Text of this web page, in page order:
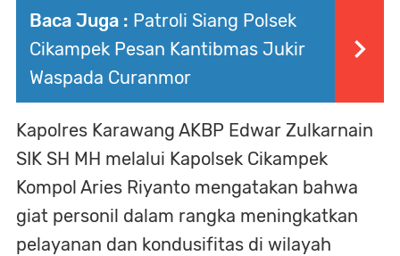
Baca Juga : Patroli Siang Polsek
Cikampek Pesan Kantibmas Jukir
Waspada Curanmor
Kapolres Karawang AKBP Edwar Zulkarnain
SIK SH MH melalui Kapolsek Cikampek
Kompol Aries Riyanto mengatakan bahwa
giat personil dalam rangka meningkatkan
pelayanan dan kondusifitas di wilayah